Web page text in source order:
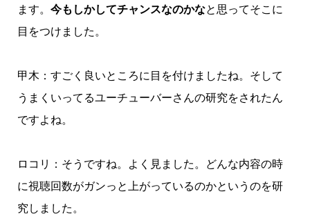
ます。 今もしかしてチャンスなのかなと思ってそこに
目をつけました。
甲木：すごく良いところに目を付けましたね。そして
うまくいってるユーチューバーさんの研究をされたん
ですよね。
ロコリ：そうですね。よく見ました。どんな内容の時
に視聴回数がガンっと上がっているのかというのを研
究しました。